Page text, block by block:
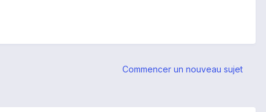
Commencer un nouveau sujet